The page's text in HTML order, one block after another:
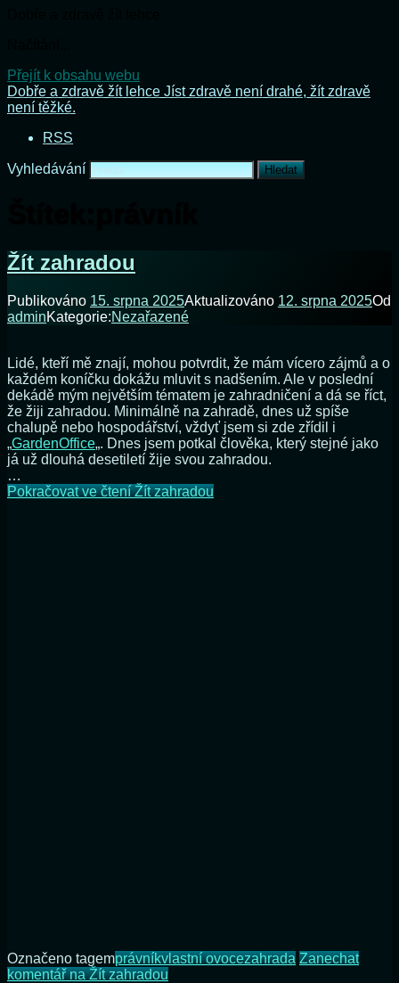
Přejít k obsahu webu
Dobře a zdravě žít lehce Jíst zdravě není drahé, žít zdravě
není těžké.
RSS
Vyhledávání
Žít zahradou
Publikováno 15. srpna 2025Aktualizováno 12. srpna 2025Od
adminKategorie:Nezařazené
Lidé, kteří mě znají, mohou potvrdit, že mám vícero zájmů a o
každém koníčku dokážu mluvit s nadšením. Ale v poslední
dekádě mým největším tématem je zahradničení a dá se říct,
že žiji zahradou. Minimálně na zahradě, dnes už spíše
chalupě nebo hospodářství, vždyť jsem si zde zřídil i
„GardenOffice„. Dnes jsem potkal člověka, který stejné jako
já už dlouhá desetiletí žije svou zahradou.
…
Pokračovat ve čteníŽít zahradou
Označeno tagemprávníkvlastní ovocezahrada Zanechat
komentářna Žít zahradou